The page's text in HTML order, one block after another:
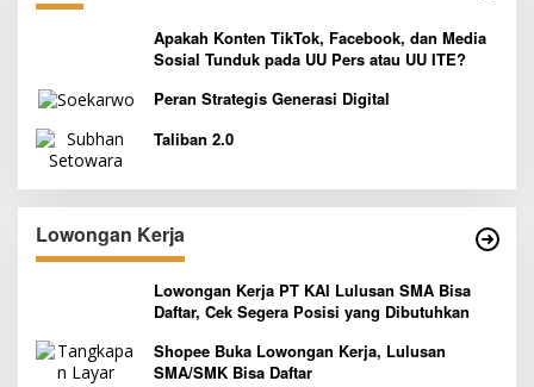
Apakah Konten TikTok, Facebook, dan Media
Sosial Tunduk pada UU Pers atau UU ITE?
Peran Strategis Generasi Digital
Taliban 2.0
Lowongan Kerja
Lowongan Kerja PT KAI Lulusan SMA Bisa
Daftar, Cek Segera Posisi yang Dibutuhkan
Shopee Buka Lowongan Kerja, Lulusan
SMA/SMK Bisa Daftar